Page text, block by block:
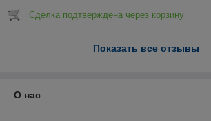
Сделка подтверждена через корзину
Показать все отзывы
О нас